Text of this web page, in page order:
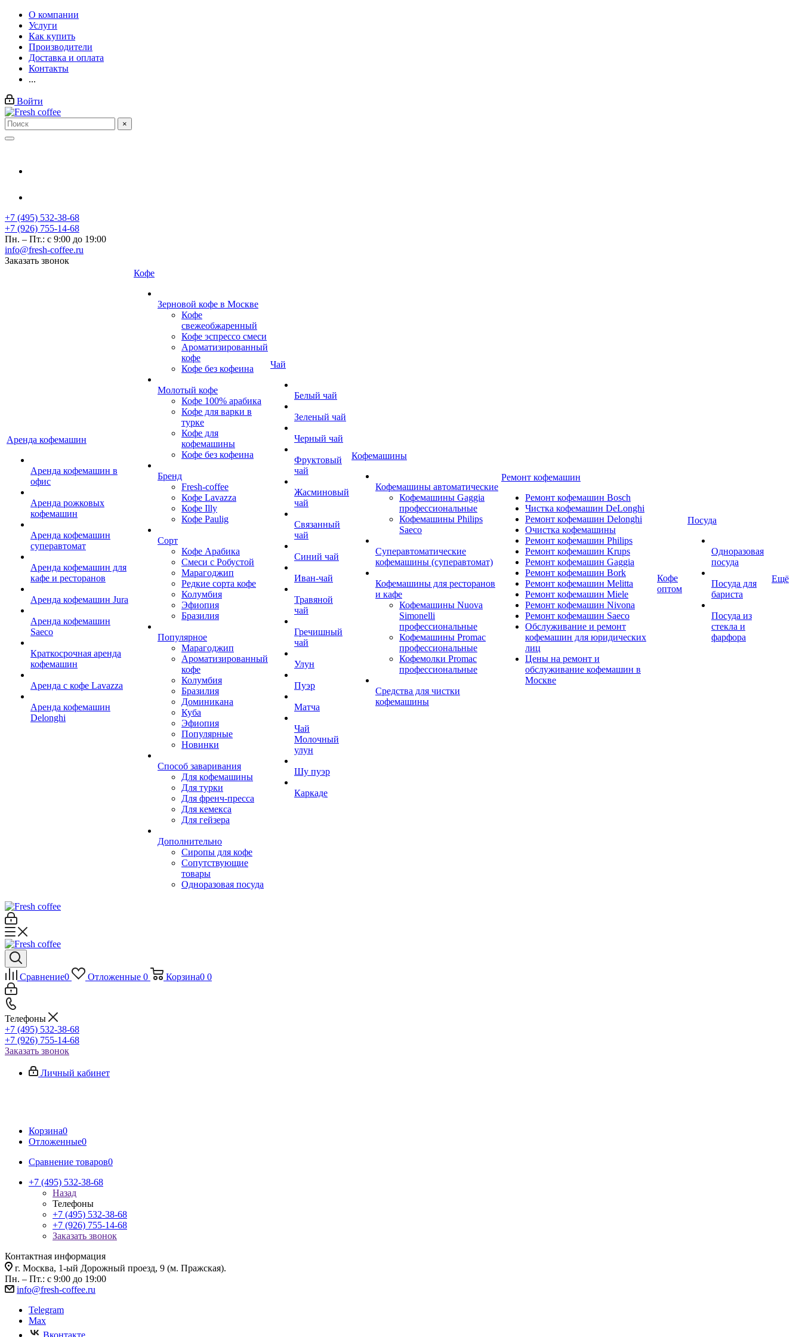
О компании
Услуги
Как купить
Производители
Доставка и оплата
Контакты
...
Войти
×
+7 (495) 532-38-68
+7 (926) 755-14-68
Пн. – Пт.: с 9:00 до 19:00
info@fresh-coffee.ru
Заказать звонок
Аренда кофемашин
Аренда кофемашин в
офис
Аренда рожковых
кофемашин
Аренда кофемашин
суперавтомат
Аренда кофемашин для
кафе и ресторанов
Аренда кофемашин Jura
Аренда кофемашин
Saeco
Краткосрочная аренда
кофемашин
Аренда с кофе Lavazza
Аренда кофемашин
Delonghi
Кофе
Зерновой кофе в Москве
Кофе
свежеобжаренный
Кофе эспрессо смеси
Ароматизированный
кофе
Кофе без кофеина
Молотый кофе
Кофе 100% арабика
Кофе для варки в
турке
Кофе для
кофемашины
Кофе без кофеина
Бренд
Fresh-coffee
Кофе Lavazza
Кофе Illy
Кофе Paulig
Сорт
Кофе Арабика
Смеси с Робустой
Марагоджип
Редкие сорта кофе
Колумбия
Эфиопия
Бразилия
Популярное
Марагоджип
Ароматизированный
кофе
Колумбия
Бразилия
Доминикана
Куба
Эфиопия
Популярные
Новинки
Способ заваривания
Для кофемашины
Для турки
Для френч-пресса
Для кемекса
Для гейзера
Дополнительно
Сиропы для кофе
Сопутствующие
товары
Одноразовая посуда
Чай
Белый чай
Зеленый чай
Черный чай
Фруктовый
чай
Жасминовый
чай
Связанный
чай
Синий чай
Иван-чай
Травяной
чай
Гречишный
чай
Улун
Пуэр
Матча
Чай
Молочный
улун
Шу пуэр
Каркаде
Кофемашины
Кофемашины автоматические
Кофемашины Gaggia
профессиональные
Кофемашины Philips
Saeco
Суперавтоматические
кофемашины (суперавтомат)
Кофемашины для ресторанов
и кафе
Кофемашины Nuova
Simonelli
профессиональные
Кофемашины Promac
профессиональные
Кофемолки Promac
профессиональные
Средства для чистки
кофемашины
Ремонт кофемашин
Ремонт кофемашин Bosch
Чистка кофемашин DeLonghi
Ремонт кофемашин Delonghi
Очистка кофемашины
Ремонт кофемашин Philips
Ремонт кофемашин Krups
Ремонт кофемашин Gaggia
Ремонт кофемашин Bork
Ремонт кофемашин Melitta
Ремонт кофемашин Miele
Ремонт кофемашин Nivona
Ремонт кофемашин Saeco
Обслуживание и ремонт
кофемашин для юридических
лиц
Цены на ремонт и
обслуживание кофемашин в
Москве
Кофе
оптом
Посуда
Одноразовая
посуда
Посуда для
бариста
Посуда из
стекла и
фарфора
Ещё
Сравнение0 Отложенные 0 Корзина0 0
Телефоны
+7 (495) 532-38-68
+7 (926) 755-14-68
Заказать звонок
Личный кабинет
Корзина0
Отложенные0
Сравнение товаров0
+7 (495) 532-38-68
Назад
Телефоны
+7 (495) 532-38-68
+7 (926) 755-14-68
Заказать звонок
Контактная информация
г. Москва, 1-ый Дорожный проезд, 9 (м. Пражская).
Пн. – Пт.: с 9:00 до 19:00
info@fresh-coffee.ru
Telegram
Max
Вконтакте